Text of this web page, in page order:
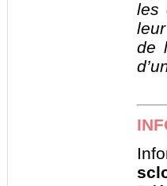
les
de